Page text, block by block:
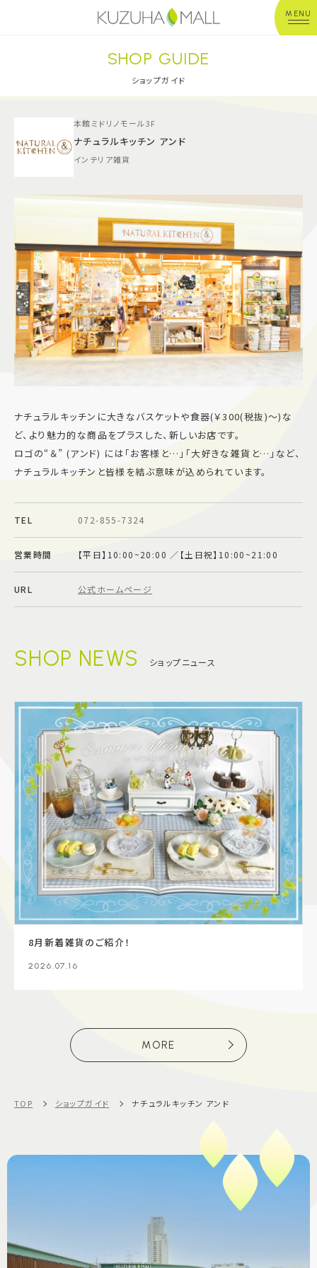
MENU
年中無休平 日：10:00~20:00
※店舗により異なる
ショップガイド
グルメ＆フード
イベント
キッズ＆ベビー
施設案内
よくあるご質問
スタッフ募集
SHOP GUIDE
ショップガイド
本館ミドリノモール3F
ナチュラルキッチン アンド
インテリア雑貨
ナチュラルキッチンに大きなバスケットや食器(￥300(税抜)～)な
ど、より魅力的な商品をプラスした、新しいお店です。
ロゴの“＆” (アンド) には「お客様と…」「大好きな雑貨と…」など、
ナチュラルキッチンと皆様を結ぶ意味が込められています。
TEL 072-855-7324
営業時間 【平日】10:00~20:00 ／【土日祝】10:00~21:00
URL 公式ホームページ
SHOP NEWS ショップニュース
8月新着雑貨のご紹介！
2026.07.16
MORE
TOP ショップガイド ナチュラルキッチン アンド